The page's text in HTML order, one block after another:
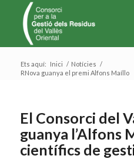
Ets aquí: Inici / Notícies /
RNova guanya el premi Alfons Maíllo
El Consorci del
guanya l’Alfons
científics de